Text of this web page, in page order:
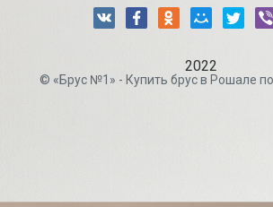
2022
© «Брус №1» - Купить брус в Рошале